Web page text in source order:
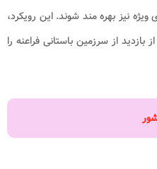
نیز بهره مند شوند. این رویکرد،
از سرزمین باستانی فراعنه را